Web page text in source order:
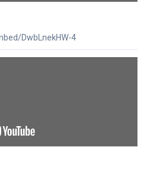
DwbLnekHW-4